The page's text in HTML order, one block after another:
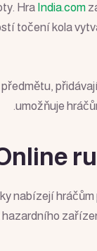
Hra India.com
točení kola
umožňuje
nabízejí